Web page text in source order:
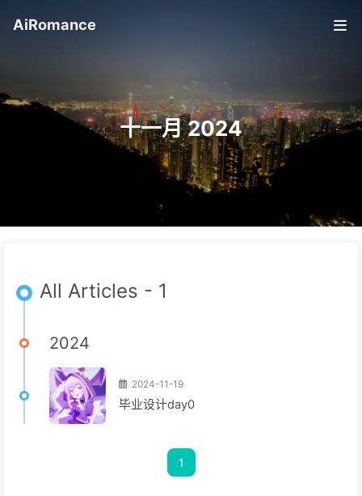
AiRomance
十一月 2024
All Articles - 1
2024
2024-11-19
毕业设计day0
1